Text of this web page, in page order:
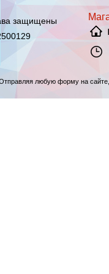
защищены
любую форму на